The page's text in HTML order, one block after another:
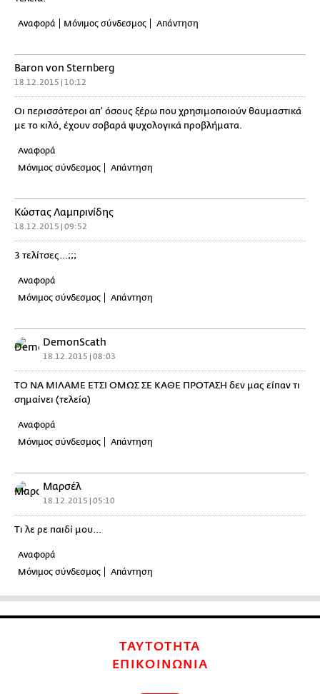
Αναφορά Μόνιμος σύνδεσμος Απάντηση
Baron von Sternberg
18.12.2015 | 10:12
Οι περισσότεροι απ' όσους ξέρω που χρησιμοποιούν θαυμαστικά
με το κιλό, έχουν σοβαρά ψυχολογικά προβλήματα.
Αναφορά
Μόνιμος σύνδεσμος
Απάντηση
Κώστας Λαμπρινίδης
18.12.2015 | 09:52
3 τελίτσες...;;;
Αναφορά
Μόνιμος σύνδεσμος
Απάντηση
DemonScath
18.12.2015 | 08:03
ΤΟ ΝΑ ΜΙΛΑΜΕ ΕΤΣΙ ΟΜΩΣ ΣΕ ΚΑΘΕ ΠΡΟΤΑΣΗ δεν μας είπαν τι
σημαίνει (τελεία)
Αναφορά
Μόνιμος σύνδεσμος
Απάντηση
Μαρσέλ
18.12.2015 | 05:10
Τι λε ρε παιδί μου...
Αναφορά
Μόνιμος σύνδεσμος
Απάντηση
ΤΑΥΤΟΤΗΤΑ
ΕΠΙΚΟΙΝΩΝΙΑ